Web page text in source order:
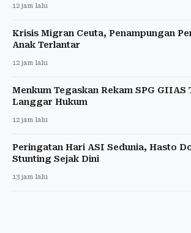
12 jam lalu
Krisis Migran Ceuta, Penampungan
Anak Terlantar
12 jam lalu
Menkum Tegaskan Rekam SPG GIIAS
Langgar Hukum
12 jam lalu
Peringatan Hari ASI Sedunia, Hasto
Stunting Sejak Dini
13 jam lalu